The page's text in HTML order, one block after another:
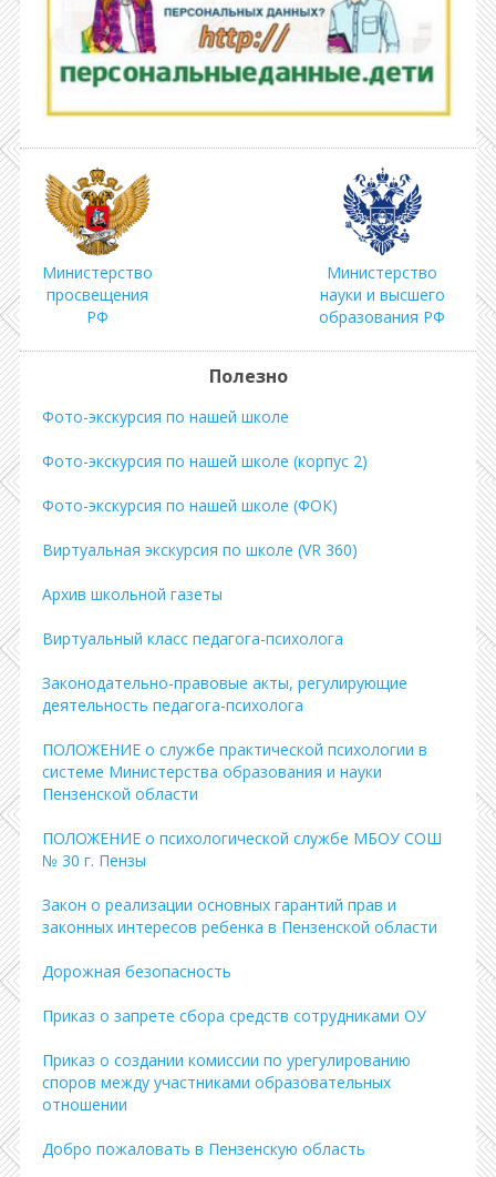
Министерство
просвещения
РФ
Министерство
науки и высшего
образования РФ
Полезно
Фото-экскурсия по нашей школе
Фото-экскурсия по нашей школе (корпус 2)
Фото-экскурсия по нашей школе (ФОК)
Виртуальная экскурсия по школе (VR 360)
Архив школьной газеты
Виртуальный класс педагога-психолога
Законодательно-правовые акты, регулирующие
деятельность педагога-психолога
ПОЛОЖЕНИЕ о службе практической психологии в
системе Министерства образования и науки
Пензенской области
ПОЛОЖЕНИЕ о психологической службе МБОУ СОШ
№ 30 г. Пензы
Закон о реализации основных гарантий прав и
законных интересов ребенка в Пензенской области
Дорожная безопасность
Приказ о запрете сбора средств сотрудниками ОУ
Приказ о создании комиссии по урегулированию
споров между участниками образовательных
отношении
Добро пожаловать в Пензенскую область